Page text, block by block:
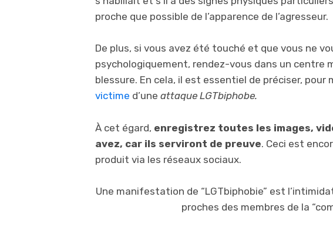
proche que possible de l’apparence de l’agresseur.
De plus, si vous avez été touché et que vous ne
psychologiquement, rendez-vous dans un centre
blessure. En cela, il est essentiel de préciser, pour
victime d’une attaque LGTbiphobe.
À cet égard, enregistrez toutes les images,
avez, car ils serviront de preuve. Ceci est
produit via les réseaux sociaux.
Une manifestation de “LGTbiphobie” est
proches des membres de la